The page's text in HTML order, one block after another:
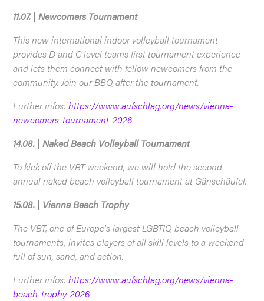
11.07. | Newcomers Tournament
This new international indoor volleyball tournament
provides D and C level teams first tournament experience
and lets them connect with fellow newcomers from the
community. Join our BBQ after the tournament.
Further infos:https://www.aufschlag.org/news/vienna-
newcomers-tournament-2026
14.08. | Naked Beach Volleyball Tournament
To kick off the VBT weekend, we will hold the second
annual naked beach volleyball tournament at Gänsehäufel.
15.08. | Vienna Beach Trophy
The VBT, one of Europe's largest LGBTIQ beach volleyball
tournaments, invites players of all skill levels to a weekend
full of sun, sand, and action.
Further infos:https://www.aufschlag.org/news/vienna-
beach-trophy-2026